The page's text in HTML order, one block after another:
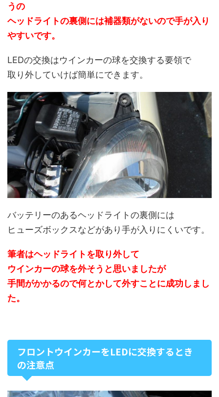
うの
ヘッドライトの裏側には補器類がないので手が入り
やすいです。
LEDの交換はウインカーの球を交換する要領で
取り外していけば簡単にできます。
バッテリーのあるヘッドライトの裏側には
ヒューズボックスなどがあり手が入りにくいです。
筆者はヘッドライトを取り外して
ウインカーの球を外そうと思いましたが
手間がかかるので何とかして外すことに成功しまし
た。
フロントウインカーをLEDに交換するとき
の注意点